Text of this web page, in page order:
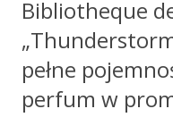
Bibliotheque
pełne
perfum w